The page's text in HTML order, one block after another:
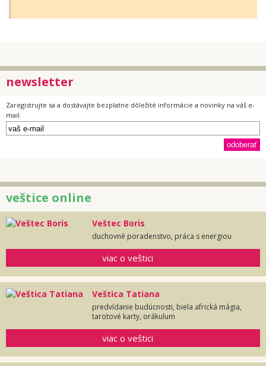
newsletter
Zaregistrujte sa a dostávajte bezplatne dôležité informácie a novinky na váš e-
mail.
veštice online
Veštec Boris
duchovné poradenstvo, práca s energiou
viac o veštici
Veštica Tatiana
predvídanie budúcnosti, biela africká mágia,
tarotové karty, orákulum
viac o veštici